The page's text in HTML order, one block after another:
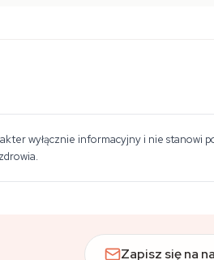
wyłącznie informacyjny i nie stanowi
Zapisz się na